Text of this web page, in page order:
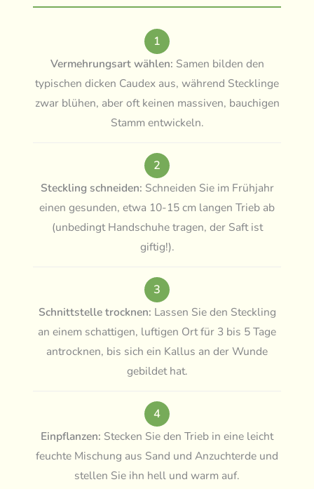
1
Vermehrungsart wählen: Samen bilden den
typischen dicken Caudex aus, während Stecklinge
zwar blühen, aber oft keinen massiven, bauchigen
Stamm entwickeln.
2
Steckling schneiden: Schneiden Sie im Frühjahr
einen gesunden, etwa 10-15 cm langen Trieb ab
(unbedingt Handschuhe tragen, der Saft ist
giftig!).
3
Schnittstelle trocknen: Lassen Sie den Steckling
an einem schattigen, luftigen Ort für 3 bis 5 Tage
antrocknen, bis sich ein Kallus an der Wunde
gebildet hat.
4
Einpflanzen: Stecken Sie den Trieb in eine leicht
feuchte Mischung aus Sand und Anzuchterde und
stellen Sie ihn hell und warm auf.